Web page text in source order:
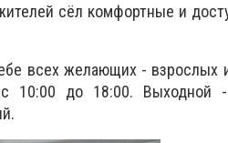
сёл комфортные и
всех желающих - взрослых
10:00 до 18:00. Выходной -